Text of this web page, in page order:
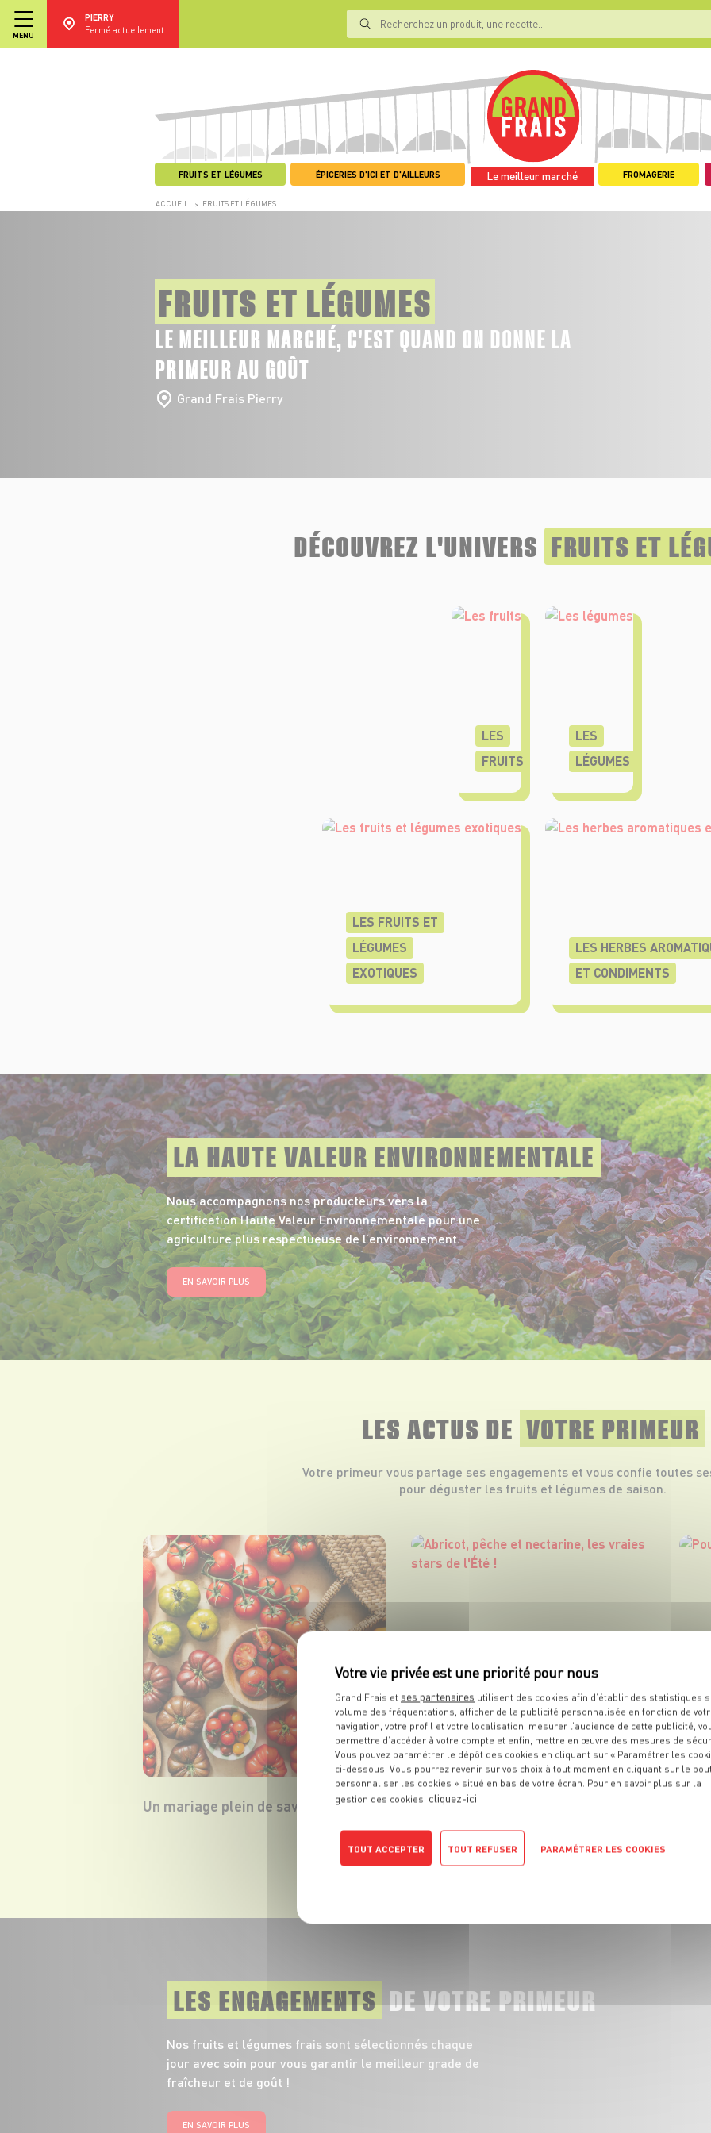
MENU
PIERRY
Fermé actuellement
FRUITS ET LÉGUMES ÉPICERIES D'ICI ET D'AILLEURS Le meilleur marché FROMAGERIE
ACCUEIL > FRUITS ET LÉGUMES
FRUITS ET LÉGUMES
LE MEILLEUR MARCHÉ, C'EST QUAND ON DONNE LA
PRIMEUR AU GOÛT
Grand Frais Pierry
DÉCOUVREZ L'UNIVERS FRUITS ET
LES
FRUITS
LES
LÉGUMES
LES FRUITS ET
LÉGUMES
EXOTIQUES
LES HERBES
ET CONDIMENTS
LA HAUTE VALEUR ENVIRONNEMENTALE
Nous accompagnons nos producteurs vers la
certification Haute Valeur Environnementale pour une
agriculture plus respectueuse de l’environnement.
EN SAVOIR PLUS
LES ACTUS DE VOTRE PRIMEUR
Votre primeur vous partage ses engagements et vous confie toutes
pour déguster les fruits et légumes de saison.
Un mariage plein de saveurs.
Abricot, pêche et nectarine, les
vraies stars de l'Été !
LES ENGAGEMENTSDE VOTRE PRIMEUR
Nos fruits et légumes frais sont sélectionnés chaque
jour avec soin pour vous garantir le meilleur grade de
fraîcheur et de goût !
EN SAVOIR PLUS
Grand Frais et ses partenaires utilisent des cookies afin d’établir des statistiques
volume des fréquentations, afficher de la publicité personnalisée en fonction de
navigation, votre profil et votre localisation, mesurer l’audience de cette publicité,
permettre d’accéder à votre compte et enfin, mettre en œuvre des mesures de
Vous pouvez paramétrer le dépôt des cookies en cliquant sur « Paramétrer les
ci-dessous. Vous pourrez revenir sur vos choix à tout moment en cliquant sur le
personnaliser les cookies » situé en bas de votre écran. Pour en savoir plus sur la
gestion des cookies, cliquez-ici
TOUT ACCEPTER TOUT REFUSER PARAMÉTRER LES COOKIES